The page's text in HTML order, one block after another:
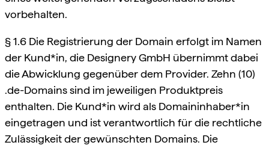
vorbehalten.
§ 1.6 Die Registrierung der Domain erfolgt im Namen
der Kund*in, die Designery GmbH übernimmt dabei
die Abwicklung gegenüber dem Provider. Zehn (10)
.de-Domains sind im jeweiligen Produktpreis
enthalten. Die Kund*in wird als Domaininhaber*in
eingetragen und ist verantwortlich für die rechtliche
Zulässigkeit der gewünschten Domains. Die